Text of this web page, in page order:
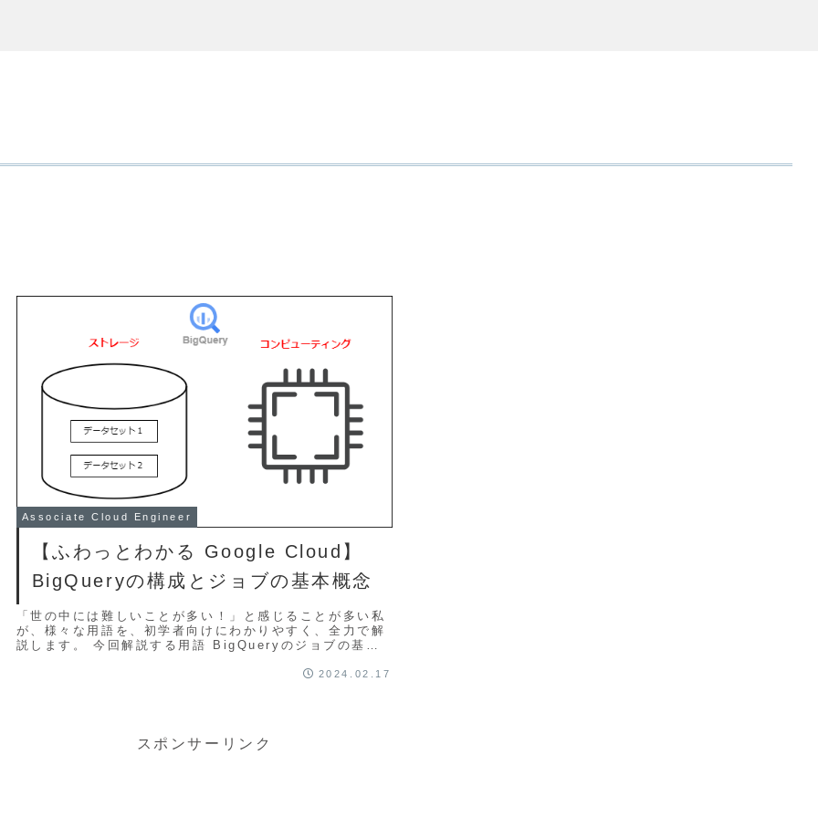
Associate Cloud Engineer
【ふわっとわかる Google Cloud】
BigQueryの構成とジョブの基本概念
「世の中には難しいことが多い！」と感じることが多い私
が、様々な用語を、初学者向けにわかりやすく、全力で解
説します。 今回解説する用語 BigQueryのジョブの基本
2024.02.17
スポンサーリンク